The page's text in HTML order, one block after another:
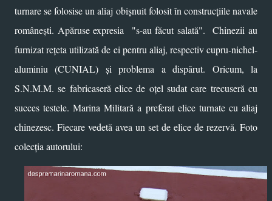
turnare se folosise un aliaj obișnuit folosit în construcțiile navale
românești. Apăruse expresia "s-au făcut salată". Chinezii au
furnizat rețeta utilizată de ei pentru aliaj, respectiv cupru-nichel-
aluminiu (CUNIAL) și problema a dispărut. Oricum, la
S.N.M.M. se fabricaseră elice de oțel sudat care trecuseră cu
succes testele. Marina Militară a preferat elice turnate cu aliaj
chinezesc. Fiecare vedetă avea un set de elice de rezervă. Foto
colecția autorului: